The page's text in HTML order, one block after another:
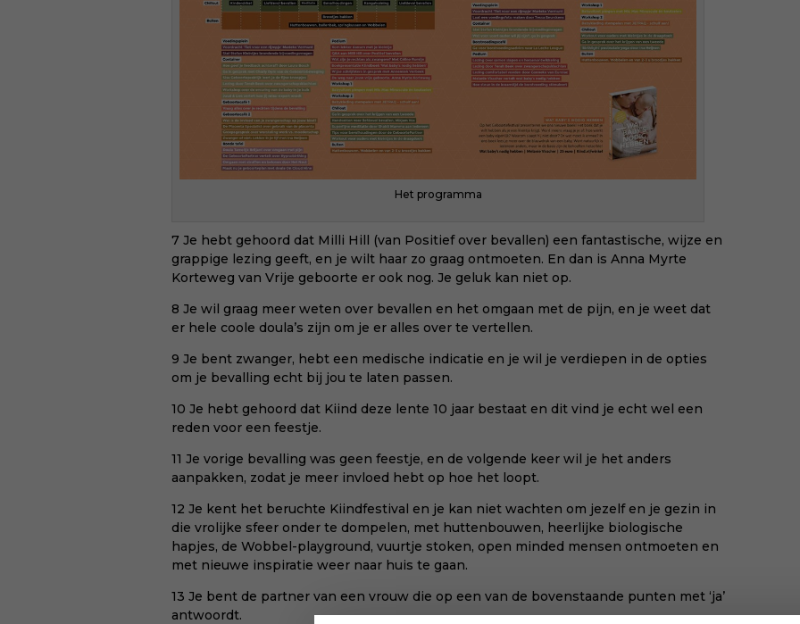
Het programma
7 Je hebt gehoord dat Milli Hill (van Positief over bevallen) een fantastische, wijze en
grappige lezing geeft, en je wilt haar zo graag ontmoeten. En dan is Anna Myrte
Korteweg van Vrije geboorte er ook nog. Je geluk kan niet op.
8 Je wil graag meer weten over bevallen en het omgaan met de pijn, en je weet dat
er hele coole doula’s zijn om je er alles over te vertellen.
9 Je bent zwanger, hebt een medische indicatie en je wil je verdiepen in de opties
om je bevalling echt bij jou te laten passen.
10 Je hebt gehoord dat Kiind deze lente 10 jaar bestaat en dit vind je echt wel een
reden voor een feestje.
11 Je vorige bevalling was geen feestje, en de volgende keer wil je het anders
aanpakken, zodat je meer invloed hebt op hoe het loopt.
12 Je kent het beruchte Kiindfestival en je kan niet wachten om jezelf en je gezin in
die vrolijke sfeer onder te dompelen, met huttenbouwen, heerlijke biologische
hapjes, de Wobbel-playground, vuurtje stoken, open minded mensen ontmoeten en
met nieuwe inspiratie weer naar huis te gaan.
13 Je bent de partner van een vrouw die op een van de bovenstaande punten met ‘ja’
antwoordt.